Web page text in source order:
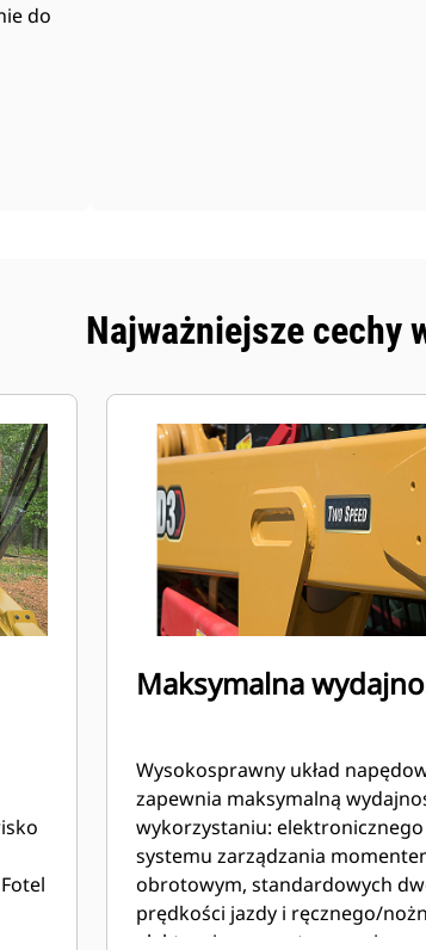
do
Najważniejsze cechy
Maksymalna
Wysokosprawny układ
zapewnia maksymalną
wykorzystaniu: elektronicznego
systemu zarządzania
obrotowym, standardowych
prędkości jazdy i ręcznego/
elektronicznego sterowania